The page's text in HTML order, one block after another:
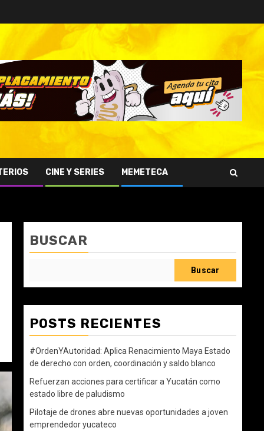
CINE Y SERIES MEMETECA
BUSCAR
Buscar
POSTS RECIENTES
#OrdenYAutoridad: Aplica Renacimiento Maya Estado
de derecho con orden, coordinación y saldo blanco
Refuerzan acciones para certificar a Yucatán como
estado libre de paludismo
Pilotaje de drones abre nuevas oportunidades a joven
emprendedor yucateco